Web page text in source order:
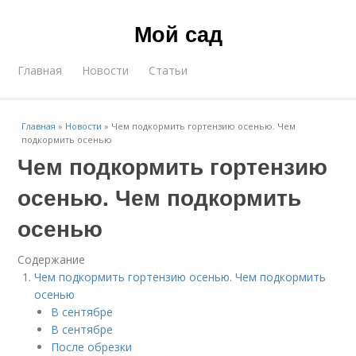
Мой сад
Главная Новости Статьи
Главная » Новости » Чем подкормить гортензию осенью. Чем
подкормить осенью
Чем подкормить гортензию
осенью. Чем подкормить
осенью
Содержание
Чем подкормить гортензию осенью. Чем подкормить
осенью
В сентябре
В сентябре
После обрезки